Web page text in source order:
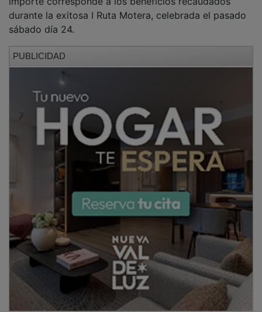
durante la exitosa I Ruta Motera, celebrada el pasado
sábado día 24.
La suma económica entregada se destinará
íntegramente a
familiasa los que atiende la Asociación Caminando,
contribuyendo a mejorar su calidad de vida.
Desde el Club Motero "Los Tumbaditas" han
anunciado, además, que laII Ruta Moteraya está en
marcha y que en breve se comunicará la fecha de su
realización, invitando a la participación de todos para
seguir apoyando esta causa solidaria.